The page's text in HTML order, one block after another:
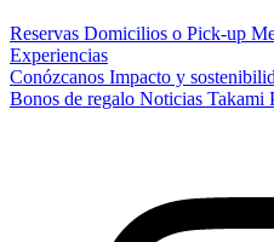
Reservas Domicilios o Pick-up
Experiencias
Conózcanos Impacto y
Bonos de regalo Noticias Takami